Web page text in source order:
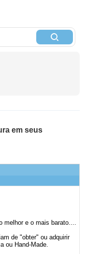
em seus
melhor e o mais barato....
de "obter" ou adquirir
ou Hand-Made.